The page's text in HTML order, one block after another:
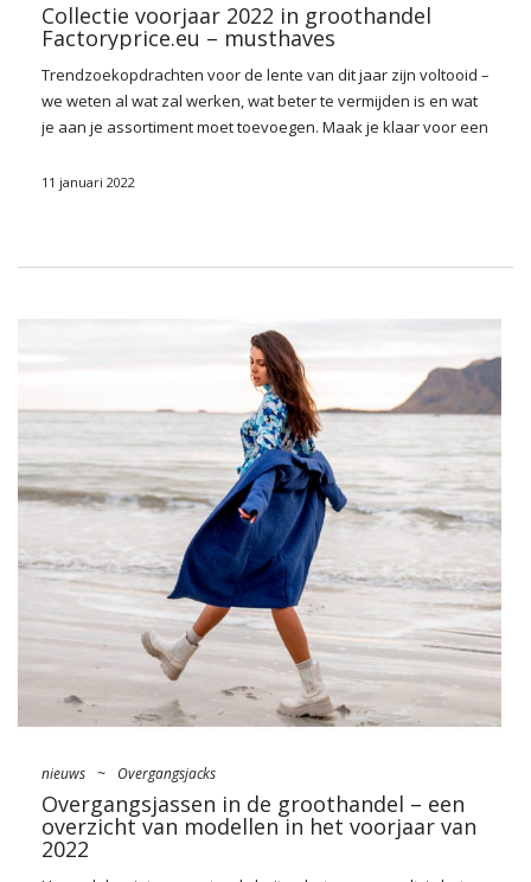
Collectie voorjaar 2022 in groothandel
Factoryprice.eu – musthaves
Trendzoekopdrachten voor de lente van dit jaar zijn voltooid –
we weten al wat zal werken, wat beter te vermijden is en wat
je aan je assortiment moet toevoegen. Maak je klaar voor een
mode, evenals een geweldige terugkeer van intense kleuren
Wat zal er in het nieuwe seizoen in
de mode zijn? Controleer!
Wiosna 2022 to powrót do klasycznych rozwiązań,
przełamanych ciekawymi fasonami i kolorami, które ożywią
każdą garderobę. Znów przywitamy się także z retro
stylizacjami, uzupełnionymi o wzory z lat 60., które staną tuż
obok nieśmiertelnej kraty i wybuchających, kwiatowych
printów. Najmodniejsze propozycje tego sezonu? Nie
zabraknie tu eleganckich trenczy do kostek, rozkloszowanych
spódnic do połowy łydki czy uroczych, rozpinanych swetrów z
perłowymi guzikami. Fantastycznym …
11 januari 2022
nieuws ~ Overgangsjacks
Overgangsjassen in de groothandel – een
overzicht van modellen in het voorjaar van
2022